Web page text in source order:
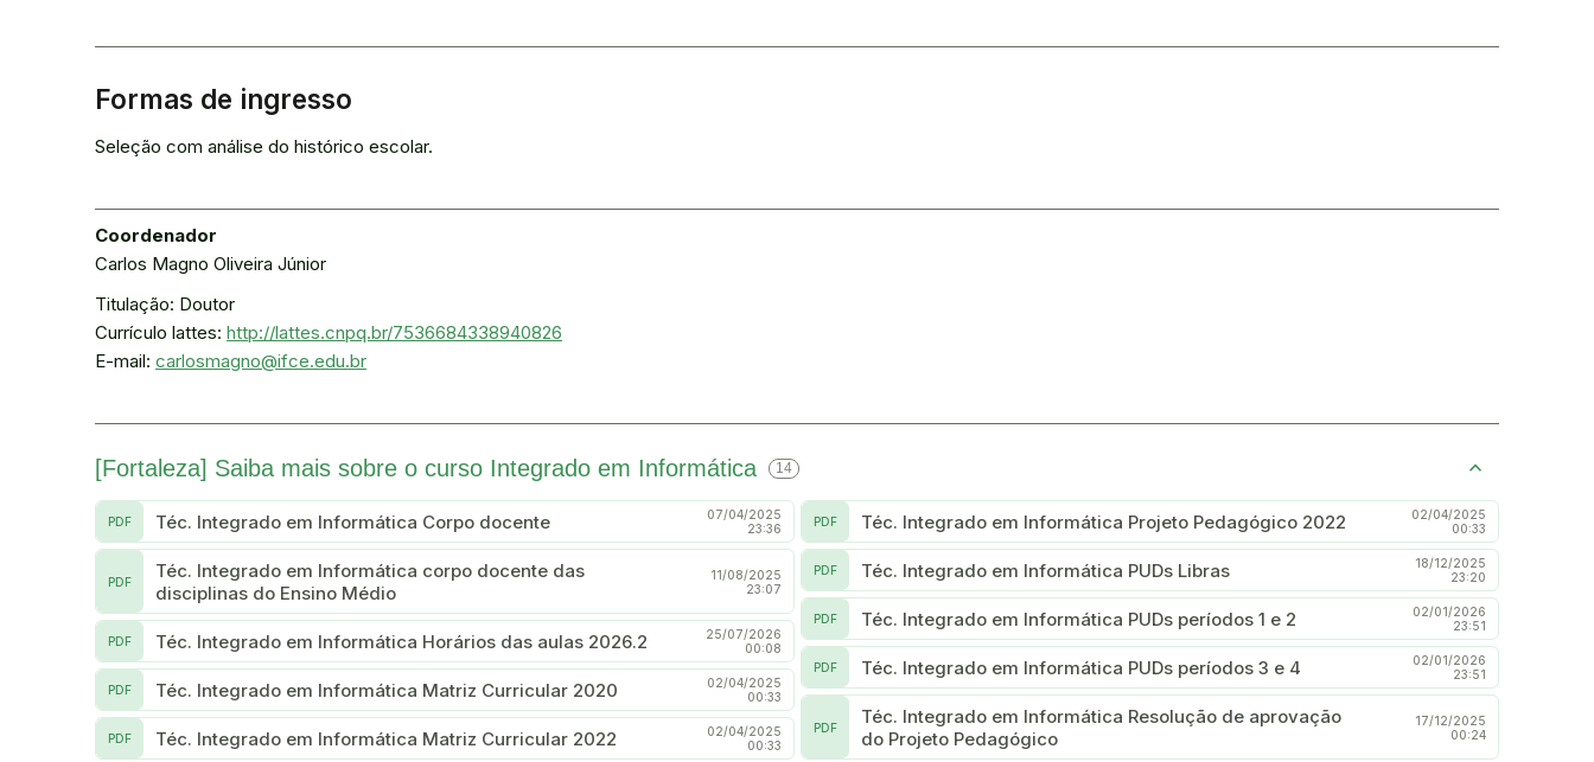
Formas de ingresso
Seleção com análise do histórico escolar.
Coordenador
Carlos Magno Oliveira Júnior
Titulação: Doutor
Currículo lattes: http://lattes.cnpq.br/7536684338940826
E-mail: carlosmagno@ifce.edu.br
[Fortaleza] Saiba mais sobre o curso Integrado em Informática 14
Téc. Integrado em Informática Corpo docente
PDF
07/04/2025
23:36
Téc. Integrado em Informática corpo docente das
disciplinas do Ensino Médio
PDF
11/08/2025
23:07
Téc. Integrado em Informática Horários das aulas 2026.2
PDF
25/07/2026
00:08
Téc. Integrado em Informática Matriz Curricular 2020
PDF
02/04/2025
00:33
Téc. Integrado em Informática Matriz Curricular 2022
PDF
02/04/2025
00:33
Téc. Integrado em Informática Projeto Pedagógico 2022
PDF
02/04/2025
00:33
Téc. Integrado em Informática PUDs Libras
PDF
18/12/2025
23:20
Téc. Integrado em Informática PUDs períodos 1 e 2
PDF
02/01/2026
23:51
Téc. Integrado em Informática PUDs períodos 3 e 4
PDF
02/01/2026
23:51
Téc. Integrado em Informática Resolução de aprovação
do Projeto Pedagógico
PDF
17/12/2025
00:24